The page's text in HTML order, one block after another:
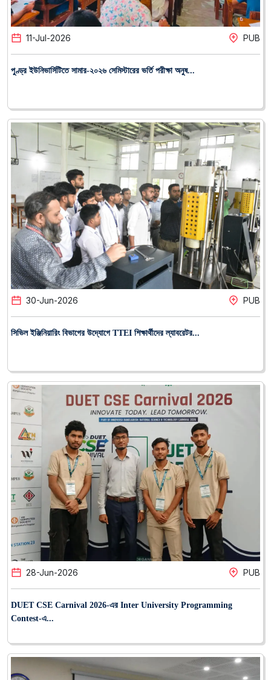
11-Jul-2026 PUB
পুণ্ড্র ইউনিভার্সিটিতে সামার-২০২৬ সেমিস্টারের ভর্তি পরীক্ষা অনুষ...
30-Jun-2026 PUB
সিভিল ইঞ্জিনিয়ারিং বিভাগের উদ্যোগে TTEI শিক্ষার্থীদের ল্যাবরেটর...
28-Jun-2026 PUB
DUET CSE Carnival 2026-এর Inter University Programming
Contest-এ...